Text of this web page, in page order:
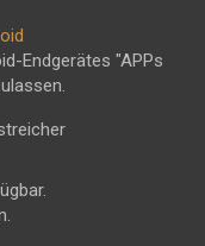
Endgerätes "APPs